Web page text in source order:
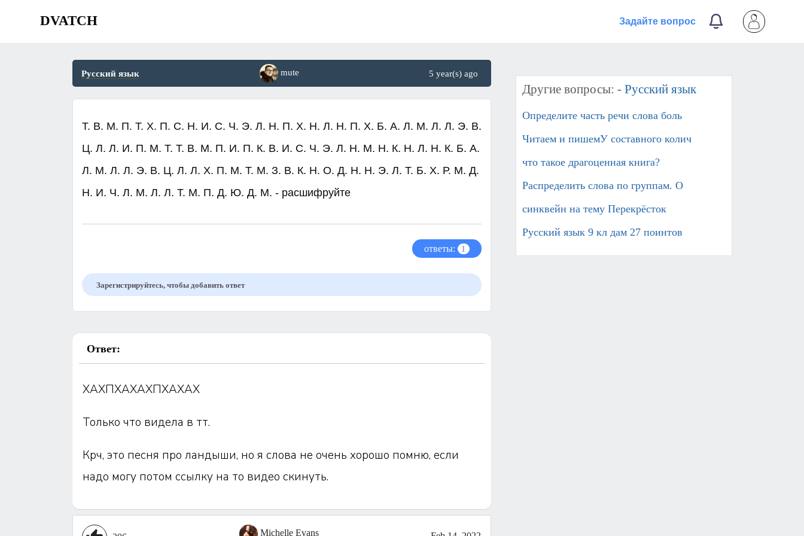
DVATCH Задайте вопрос
Русский язык mute 5 year(s) ago
Т. В. М. П. Т. Х. П. С. Н. И. С. Ч. Э. Л. Н. П. Х. Н. Л. Н. П. Х. Б. А. Л. М. Л. Л. Э. В.
Ц. Л. Л. И. П. М. Т. Т. В. М. П. И. П. К. В. И. С. Ч. Э. Л. Н. М. Н. К. Н. Л. Н. К. Б. А.
Л. М. Л. Л. Э. В. Ц. Л. Л. Х. П. М. Т. М. З. В. К. Н. О. Д. Н. Н. Э. Л. Т. Б. Х. Р. М. Д.
Н. И. Ч. Л. М. Л. Л. Т. М. П. Д. Ю. Д. М. - расшифруйте
ответы: 1
Зарегистрируйтесь, чтобы добавить ответ
Ответ:
ХАХПХАХАХПХАХАХ
Только что видела в тт.
Крч, это песня про ландыши, но я слова не очень хорошо помню, если
надо могу потом ссылку на то видео скинуть.
Michelle Evans
Другие вопросы: - Русский язык
Определите часть речи слова боль
Читаем и пишемУ составного колич
что такое драгоценная книга?
Распределить слова по группам. О
синквейн на тему Перекрёсток​
Русский язык 9 кл дам 27 поинтов